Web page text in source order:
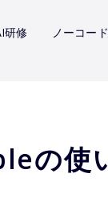
研修 ノーコー
の使